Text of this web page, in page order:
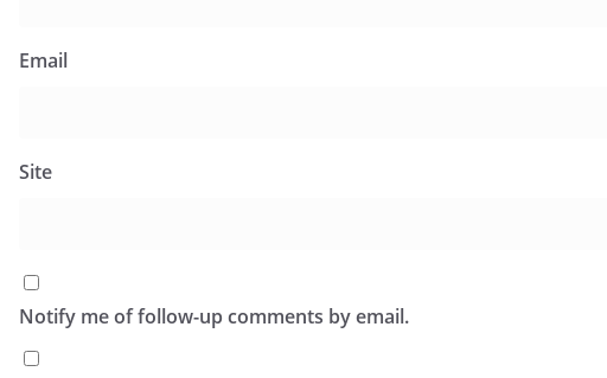
Email
Site
Notify me of follow-up comments by email.